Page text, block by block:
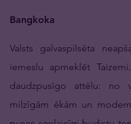
Bangkoka
Valsts galvaspilsēta
iemeslu apmeklēt
daudzpusīgo attēlu: no
milzīgām ēkām un